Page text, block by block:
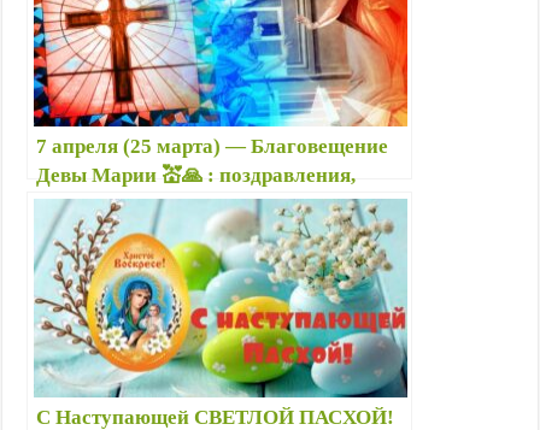
7 апреля (25 марта) — Благовещение
Девы Марии 💒🙏 : поздравления,
картинки на Благовещение (25 03 —
католическое, православное в
Украине)
С Наступающей СВЕТЛОЙ ПАСХОЙ!